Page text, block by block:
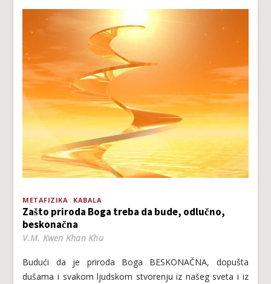
METAFIZIKA KABALA
Zašto priroda Boga treba da bude, odlučno,
beskonačna
V.M. Kwen Khan Khu
Budući da je priroda Boga BESKONAČNA, dopušta
dušama i svakom ljudskom stvorenju iz našeg sveta i iz